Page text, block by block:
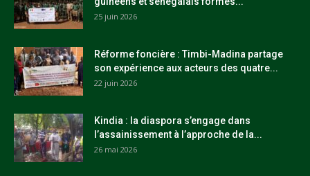
25 juin 2026
Réforme foncière : Timbi-Madina partage
son expérience aux acteurs des quatre...
22 juin 2026
Kindia : la diaspora s’engage dans
l’assainissement à l’approche de la...
26 mai 2026